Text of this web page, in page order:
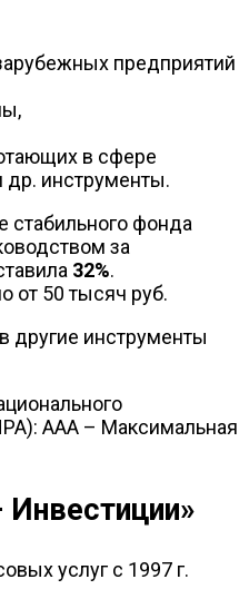
предприятий
в сфере
др. инструменты.
стабильного фонда
за
32%.
от 50 тысяч руб.
другие инструменты
ААА – Максимальная
Инвестиции»
услуг с 1997 г.